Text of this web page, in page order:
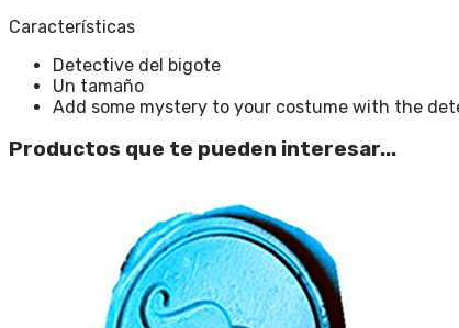
Características
Detective del bigote
Un tamaño
Add some mystery to your costume with the
Productos que te pueden interesar...